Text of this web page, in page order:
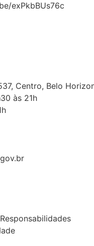
exPkbBUs76c
Centro, Belo
às 21h